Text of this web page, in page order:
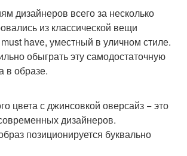
дизайнеров всего за несколько
из классической вещи
have, уместный в уличном стиле.
обыграть эту самодостаточную
в образе.
цвета с джинсовкой оверсайз − это
дизайнеров.
позиционируется буквально